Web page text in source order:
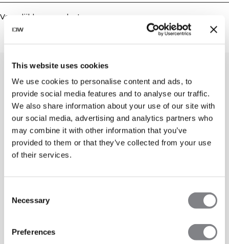
This website uses cookies
We use cookies to personalise content and ads, to
provide social media features and to analyse our traffic.
We also share information about your use of our site with
our social media, advertising and analytics partners who
may combine it with other information that you’ve
provided to them or that they’ve collected from your use
of their services.
Selection
Necessary
Preferences
Vergelijkbare producten